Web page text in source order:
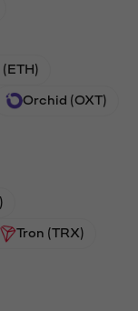
Orchid (OXT)
Tron (TRX)